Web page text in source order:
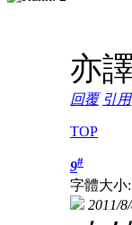
亦
回覆 引用
TOP
9#
字體大小:
2011/